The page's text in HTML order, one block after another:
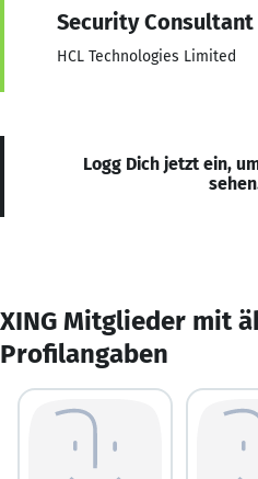
Security Consultant
HCL Technologies Limited
Logg Dich jetzt ein,
XING Mitglieder mit
Profilangaben